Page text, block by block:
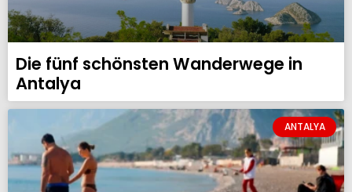
Die fünf schönsten Wanderwege in
Antalya
ANTALYA